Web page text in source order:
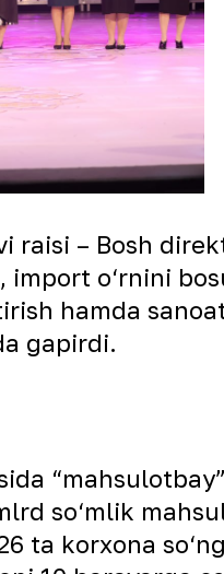
– Bosh
o‘rnini
hamda
gapirdi.
so‘mlik
ta korxona